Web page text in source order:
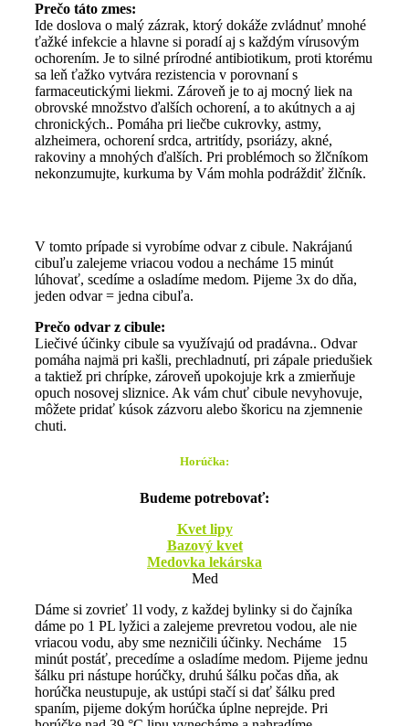
Prečo táto zmes:
Ide doslova o malý zázrak, ktorý dokáže zvládnuť mnohé
ťažké infekcie a hlavne si poradí aj s každým vírusovým
ochorením. Je to silné prírodné antibiotikum, proti ktorému
sa leň ťažko vytvára rezistencia v porovnaní s
farmaceutickými liekmi. Zároveň je to aj mocný liek na
obrovské množstvo ďalších ochorení, a to akútnych a aj
chronických.. Pomáha pri liečbe cukrovky, astmy,
alzheimera, ochorení srdca, artritídy, psoriázy, akné,
rakoviny a mnohých ďalších. Pri problémoch so žlčníkom
nekonzumujte, kurkuma by Vám mohla podráždiť žlčník.
V tomto prípade si vyrobíme odvar z cibule. Nakrájanú
cibuľu zalejeme vriacou vodou a necháme 15 minút
lúhovať, scedíme a osladíme medom. Pijeme 3x do dňa,
jeden odvar = jedna cibuľa.
Prečo odvar z cibule:
Liečivé účinky cibule sa využívajú od pradávna.. Odvar
pomáha najmä pri kašli, prechladnutí, pri zápale priedušiek
a taktiež pri chrípke, zároveň upokojuje krk a zmierňuje
opuch nosovej sliznice. Ak vám chuť cibule nevyhovuje,
môžete pridať kúsok zázvoru alebo škoricu na zjemnenie
chuti.
Horúčka:
Budeme potrebovať:
Kvet lipy
Bazový kvet
Medovka lekárska
Med
Dáme si zovrieť 1l vody, z každej bylinky si do čajníka
dáme po 1 PL lyžici a zalejeme prevretou vodou, ale nie
vriacou vodu, aby sme nezničili účinky. Necháme 15
minút postáť, precedíme a osladíme medom. Pijeme jednu
šálku pri nástupe horúčky, druhú šálku počas dňa, ak
horúčka neustupuje, ak ustúpi stačí si dať šálku pred
spaním, pijeme dokým horúčka úplne neprejde. Pri